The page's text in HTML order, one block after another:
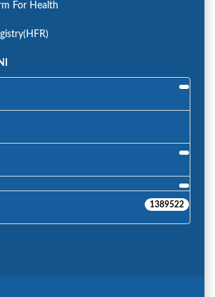
For Health
1389522